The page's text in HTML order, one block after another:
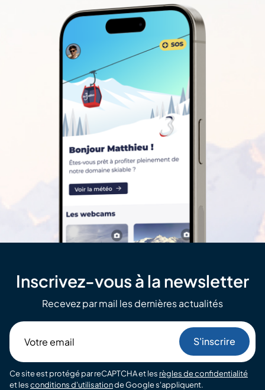
Inscrivez-vous à la newsletter
Recevez par mail les dernières actualités
email
Ce site est protégé par reCAPTCHA et les règles de confidentialité
et lesconditions d'utilisationde Google s'appliquent.